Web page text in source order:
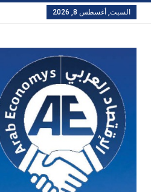
السبت, أغسطس 8, 2026